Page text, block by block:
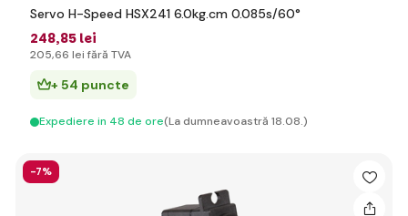
Servo H-Speed HSX241 6.0kg.cm 0.085s/60°
248,85 lei
205,66 lei fără TVA
+ 54 puncte
Expediere in 48 de ore(La dumneavoastră 18.08.)
-7%